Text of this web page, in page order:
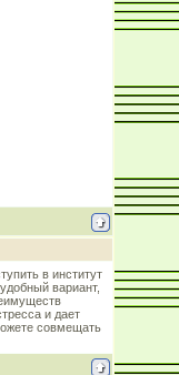
в институт
вариант,
и дает
совмещать